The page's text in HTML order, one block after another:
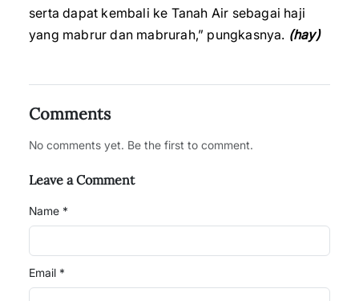
serta dapat kembali ke Tanah Air sebagai haji
yang mabrur dan mabrurah,” pungkasnya. (hay)
Comments
No comments yet. Be the first to comment.
Leave a Comment
Name *
Email *